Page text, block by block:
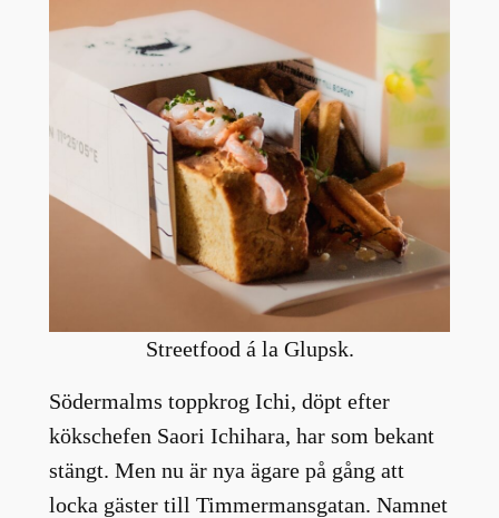
Streetfood á la Glupsk.
Södermalms toppkrog Ichi, döpt efter
kökschefen Saori Ichihara, har som bekant
stängt. Men nu är nya ägare på gång att
locka gäster till Timmermansgatan. Namnet